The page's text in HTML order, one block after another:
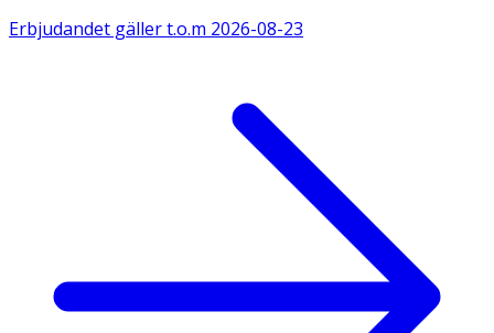
Erbjudandet gäller t.o.m 2026-08-23